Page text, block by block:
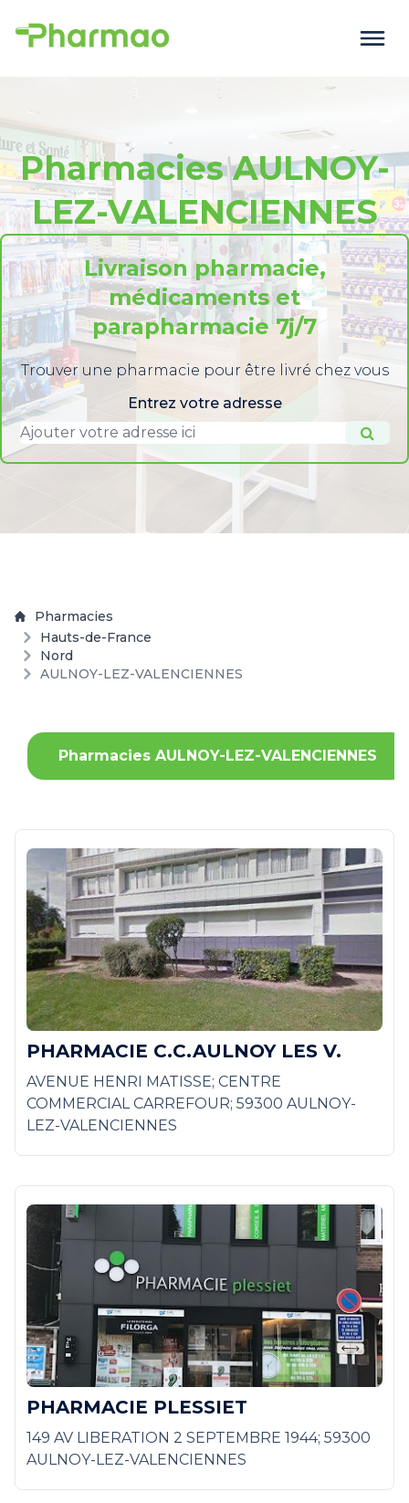
Pharmacies AULNOY-
LEZ-VALENCIENNES
Livraison pharmacie,
médicaments et
parapharmacie 7j/7
Trouver une pharmacie pour être livré chez vous
Entrez votre adresse
Pharmacies
Hauts-de-France
Nord
AULNOY-LEZ-VALENCIENNES
Pharmacies AULNOY-LEZ-VALENCIENNES
PHARMACIE C.C.AULNOY LES V.
AVENUE HENRI MATISSE; CENTRE
COMMERCIAL CARREFOUR; 59300 AULNOY-
LEZ-VALENCIENNES
PHARMACIE PLESSIET
149 AV LIBERATION 2 SEPTEMBRE 1944; 59300
AULNOY-LEZ-VALENCIENNES